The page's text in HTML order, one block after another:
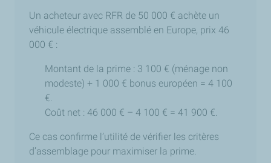
Un acheteur avec RFR de 50 000 € achète un
véhicule électrique assemblé en Europe, prix 46
000 € :
Montant de la prime : 3 100 € (ménage non
modeste) + 1 000 € bonus européen = 4 100
€.
Coût net : 46 000 € – 4 100 € = 41 900 €.
Ce cas confirme l’utilité de vérifier les critères
d’assemblage pour maximiser la prime.